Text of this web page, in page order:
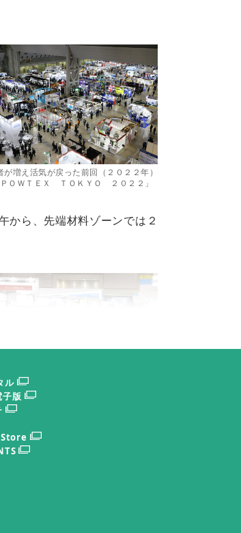
が増え活気が戻った前回（２０２２年）
ＯＷＴＥＸ ＴＯＫＹＯ ２０２２」
から、先端材料ゾーンでは２
禍も収束に向かいつつあり、来場者が通
め尽くすほどに回復した（２０２２年）
ー１３時半）は粉体プロセ
ル
版